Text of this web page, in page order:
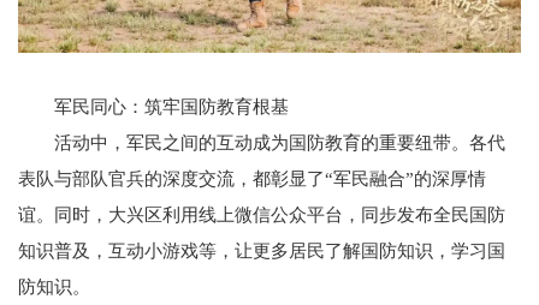
军民同心：筑牢国防教育根基
活动中，军民之间的互动成为国防教育的重要纽带。各代
表队与部队官兵的深度交流，都彰显了“军民融合”的深厚情
谊。同时，大兴区利用线上微信公众平台，同步发布全民国防
知识普及，互动小游戏等，让更多居民了解国防知识，学习国
防知识。